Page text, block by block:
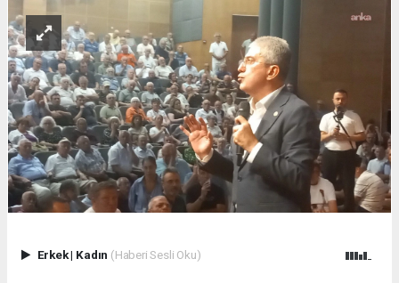
Erkek| Kadın (Haberi Sesli Oku)